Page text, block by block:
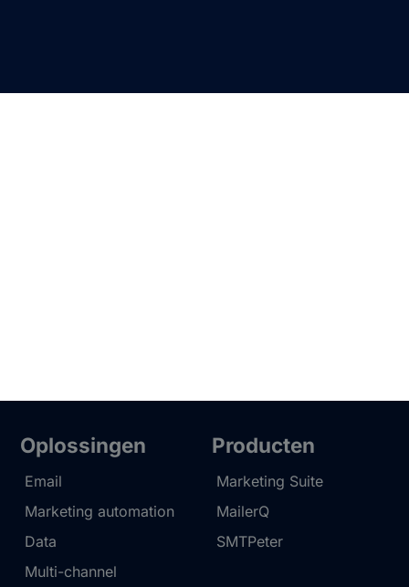
Oplossingen
Email
Marketing automation
Data
Multi-channel
Producten
Marketing Suite
MailerQ
SMTPeter